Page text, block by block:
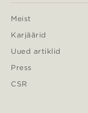
Meist
Karjäärid
Uued artiklid
Press
CSR